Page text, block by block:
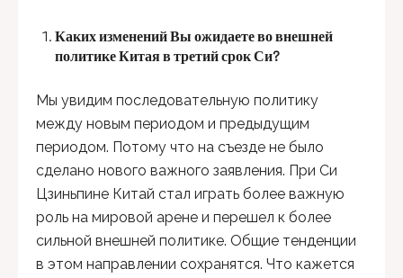
Каких изменений Вы ожидаете во внешней
политике Китая в третий срок Си?
Мы увидим последовательную политику
между новым периодом и предыдущим
периодом. Потому что на съезде не было
сделано нового важного заявления. При Си
Цзиньпине Китай стал играть более важную
роль на мировой арене и перешел к более
сильной внешней политике. Общие тенденции
в этом направлении сохранятся. Что кажется